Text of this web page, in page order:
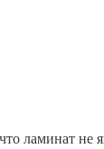
ламинат не